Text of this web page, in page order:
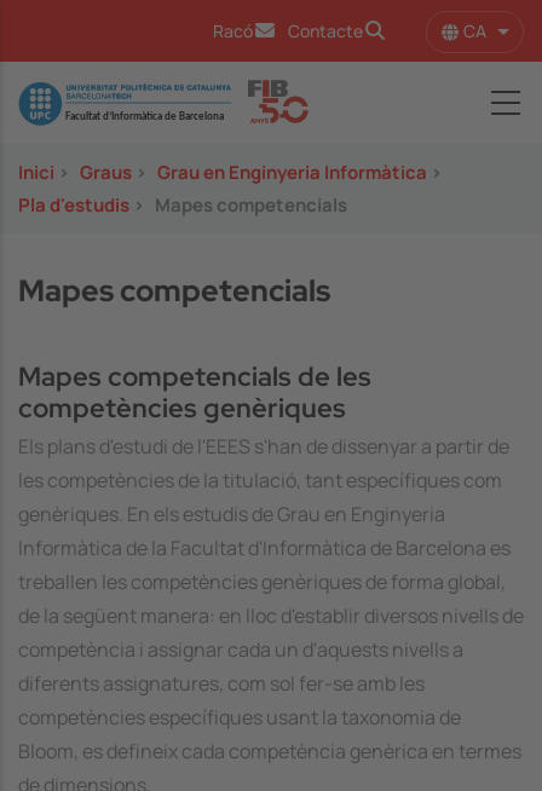
Racó Contacte CA
Image
Inici > Graus > Grau en Enginyeria Informàtica >
Pla d'estudis > Mapes competencials
Mapes competencials
Mapes competencials de les
competències genèriques
Els plans d'estudi de l'EEES s'han de dissenyar a partir de
les competències de la titulació, tant específiques com
genèriques. En els estudis de Grau en Enginyeria
Informàtica de la Facultat d'Informàtica de Barcelona es
treballen les competències genèriques de forma global,
de la següent manera: en lloc d'establir diversos nivells de
competència i assignar cada un d'aquests nivells a
diferents assignatures, com sol fer-se amb les
competències específiques usant la taxonomia de
Bloom, es defineix cada competència genèrica en termes
de dimensions.